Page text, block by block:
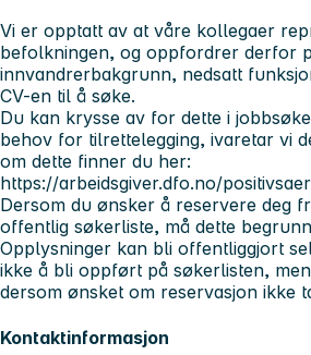
Vi er opptatt av at våre kollegaer
befolkningen, og oppfordrer derfor
innvandrerbakgrunn, nedsatt
CV-en til å søke.
Du kan krysse av for dette i
behov for tilrettelegging, ivaretar vi
om dette finner du her:
https://arbeidsgiver.dfo.no/
Dersom du ønsker å reservere deg
offentlig søkerliste, må dette
Opplysninger kan bli offentliggjort
ikke å bli oppført på søkerlisten,
dersom ønsket om reservasjon ikke
Kontaktinformasjon